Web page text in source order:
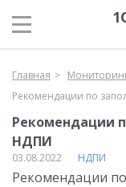
Главная
Рекомендации по
Рекомендации
НДПИ
03.08.2022 НДПИ
Рекомендации